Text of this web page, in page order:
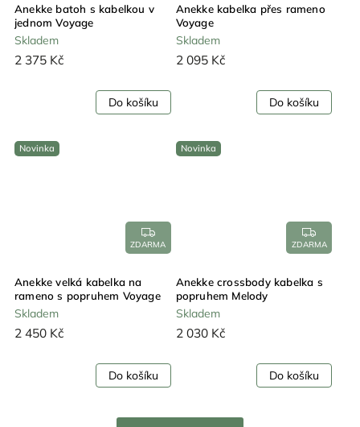
Anekke batoh s kabelkou v
jednom Voyage
Skladem
2 375 Kč
Do košíku
Anekke kabelka přes rameno
Voyage
Skladem
2 095 Kč
Do košíku
Novinka
ZDARMA
Anekke velká kabelka na
rameno s popruhem Voyage
Skladem
2 450 Kč
Do košíku
Novinka
ZDARMA
Anekke crossbody kabelka s
popruhem Melody
Skladem
2 030 Kč
Do košíku